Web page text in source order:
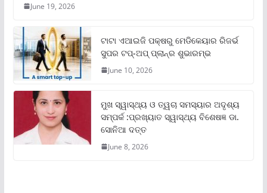
June 19, 2026
ଟାଟା ଏଆଇଜି ପକ୍ଷରୁ ମେଡିକେୟାର ରିଜର୍ଭ
ସୁପର ଟପ୍‌-ଅପ୍ ପ୍ଲାନ୍‌ର ଶୁଭାରମ୍ଭ
June 10, 2026
ମୁଖ ସ୍ୱାସ୍ଥ୍ୟ ଓ ତ୍ୱଚା ସମସ୍ୟାର ଅଦୃଶ୍ୟ
ସମ୍ପର୍କ :ପ୍ରଖ୍ୟାତ ସ୍ୱାସ୍ଥ୍ୟ ବିଶେଷଜ୍ଞ ଡା.
ସୋନିଆ ଦତ୍ତ
June 8, 2026